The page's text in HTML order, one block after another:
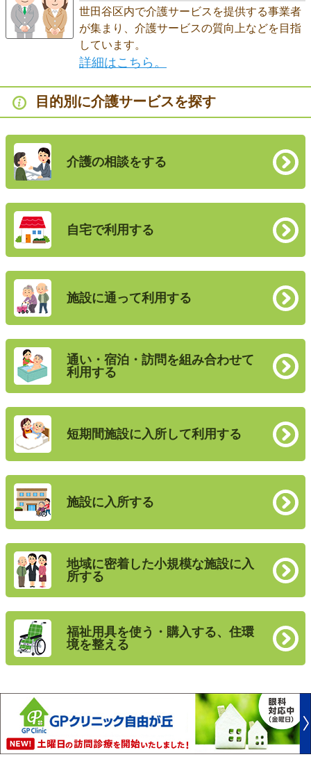
世田谷区内で介護サービスを提供する事業者
が集まり、介護サービスの質向上などを目指
しています。
詳細はこちら。
目的別に介護サービスを探す
介護の相談をする
自宅で利用する
施設に通って利用する
通い・宿泊・訪問を組み合わせて
利用する
短期間施設に入所して利用する
施設に入所する
地域に密着した小規模な施設に入
所する
福祉用具を使う・購入する、住環
境を整える